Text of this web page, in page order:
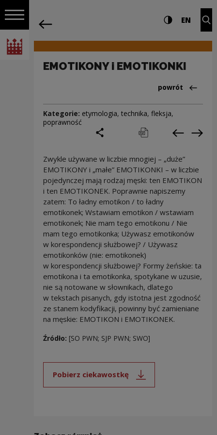
Włącz nawigację
Narodowe Centrum Kultury
Nawigacja Ustawienia i Wysoki
EN
EMOTIKONY i EMOTIKONKI
Powrót
powrót
Kategorie: etymologia, technika, fleksja,
poprawność
podziel się
drukuj pobierz
Zwykle używane w liczbie mnogiej – „duże”
EMOTIKONY i „małe” EMOTIKONKI – w liczbie
pojedynczej mają rodzaj męski: ten EMOTIKON
i ten EMOTIKONEK. Poprawnie napiszemy
zatem: To ładny emotikon / to ładny
emotikonek; Wstawiam emotikon / wstawiam
emotikonek; Nie mam tego emotikonu / Nie
mam tego emotikonka; Używasz emotikonów
w korespondencji służbowej? / Używasz
emotikonków (nie: emotikonek)
w korespondencji służbowej? Formy żeńskie: ta
emotikona i ta emotikonka, spotykane w uzusie,
nie są notowane w słownikach, dlatego
w tekstach pisanych, gdy istotna jest zgodność
ze stanem kodyfikacji, powinny być zamieniane
na męskie: EMOTIKON i EMOTIKONEK.
Źródło: [SO PWN; SJP PWN; SWO]
Pobierz ciekawostkę
Uwaga, link zostanie otwarty